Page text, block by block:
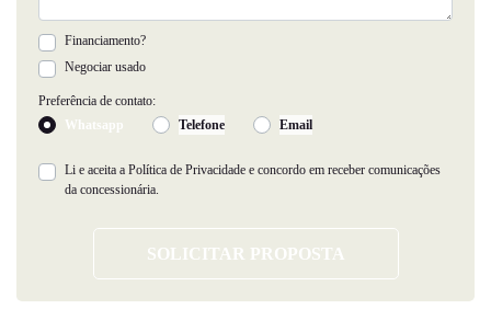
Financiamento?
Negociar usado
Preferência de contato:
Whatsapp
Telefone Email
Li e aceita a Política de Privacidade e concordo em receber comunicações
da concessionária.
SOLICITAR PROPOSTA